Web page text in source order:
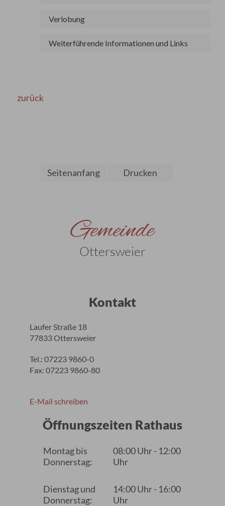
Verlobung
Weiterführende Informationen und Links
zurück
Seitenanfang Drucken
Gemeinde
Ottersweier
Kontakt
Laufer Straße 18
77833 Ottersweier
Tel.: 07223 9860-0
Fax: 07223 9860-80
E-Mail schreiben
Öffnungszeiten Rathaus
Montag bis
Donnerstag:
08:00 Uhr - 12:00
Uhr
Dienstag und
Donnerstag:
14:00 Uhr - 16:00
Uhr